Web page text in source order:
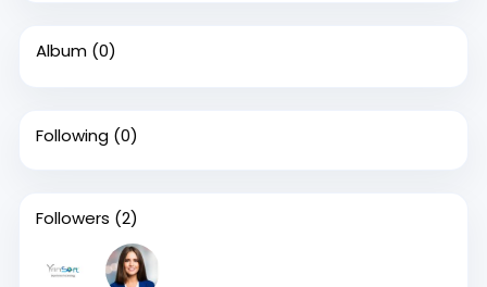
Album (0)
Following (0)
Followers (2)